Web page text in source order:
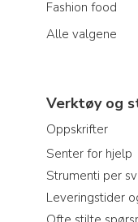
Fashion food
Alle valgene
Verktøy og
Oppskrifter
Senter for hjelp
Strumenti per
Leveringstider